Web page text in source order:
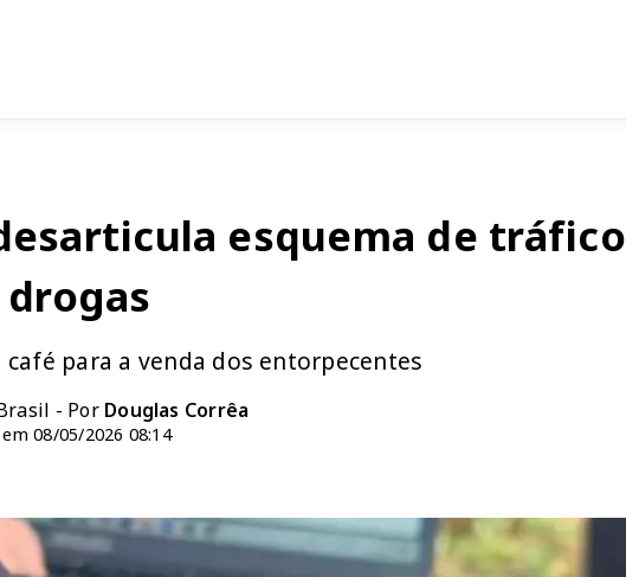
esquema de tráfico
para a venda dos entorpecentes
- Por Douglas Corrêa
08/05/2026 08:14